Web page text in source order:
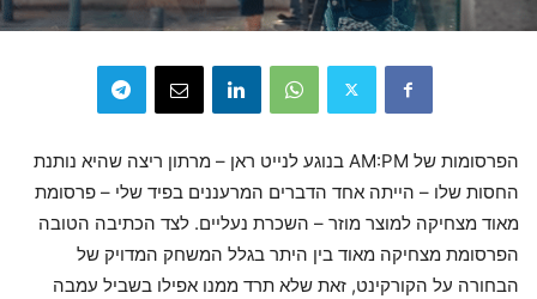
הפרסומות של AM:PM בנוגע לנייט ראן – מרתון ריצה שהיא נותנת
החסות שלו – הייתה אחד הדברים המרעננים בפיד שלי – פרסומת
מאוד מצחיקה למוצר מוזר – השכרת נעליים. לצד הכתיבה הטובה
הפרסומת מצחיקה מאוד בין היתר בגלל המשחק המדויק של
הבחורה על הקורקינט, זאת שלא תרד ממנו אפילו בשביל עמבה